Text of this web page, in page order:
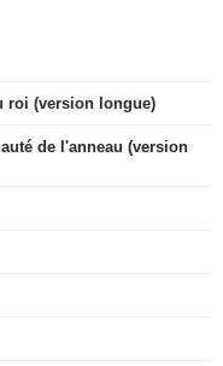
roi (version longue)
de l'anneau (version